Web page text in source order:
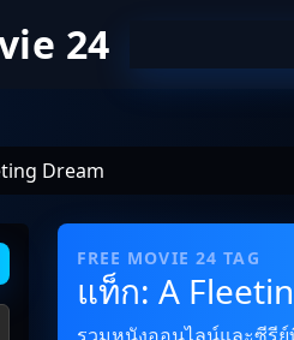
24
Dream
FREE MOVIE 24 TAG
แท็ก: A